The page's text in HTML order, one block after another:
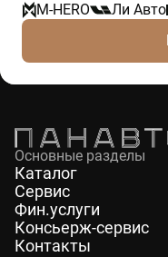
M-HERO
Ли Авто
Основные разделы
Каталог
Сервис
Фин.услуги
Консьерж-сервис
Контакты